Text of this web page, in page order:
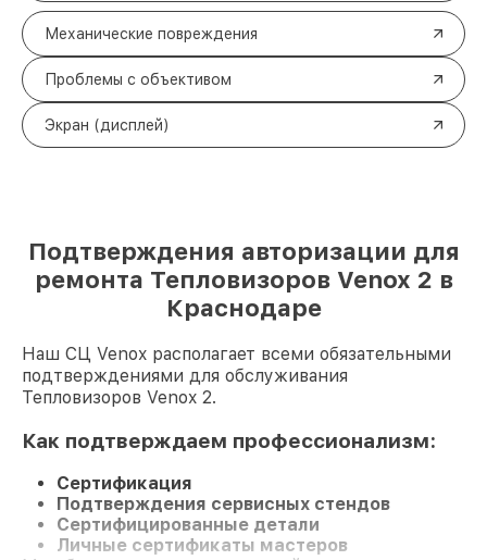
Механические повреждения
Проблемы с объективом
Экран (дисплей)
Подтверждения авторизации для
ремонта Тепловизоров Venox 2 в
Краснодаре
Наш СЦ Venox располагает всеми обязательными
подтверждениями для обслуживания
Тепловизоров Venox 2.
Как подтверждаем профессионализм:
Сертификация
Подтверждения сервисных стендов
Сертифицированные детали
Личные сертификаты мастеров